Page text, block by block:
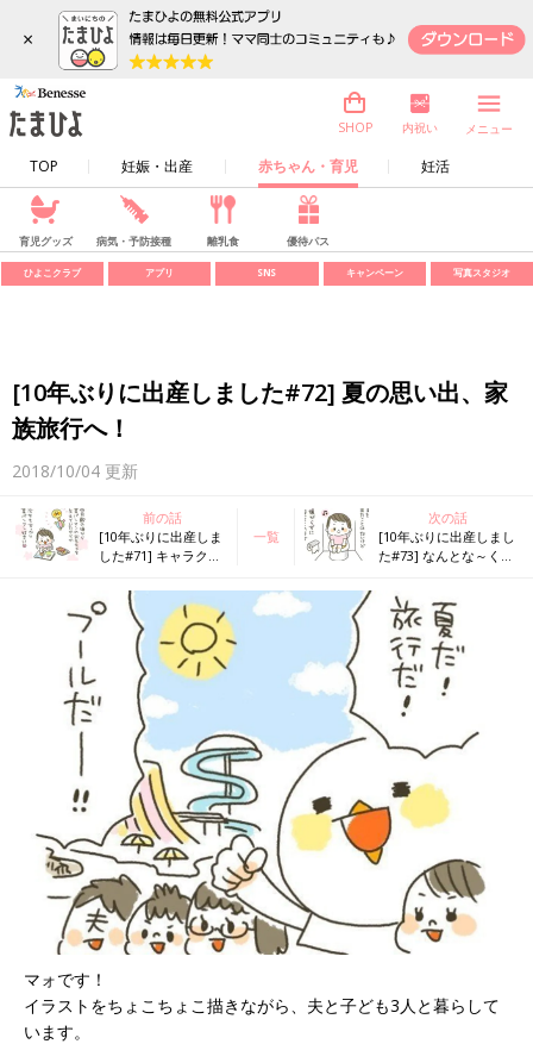
×
TOP 妊娠・出産 赤ちゃん・育児 妊活
SHOP 内祝い メニュー
育児グッズ 病気・予防接種 離乳食 優待パス
ひよこクラブ アプリ SNS キャンペーン 写真スタジオ
[10年ぶりに出産しました#72] 夏の思い出、家
族旅行へ！
2018/10/04 更新
前の話
[10年ぶりに出産しま
した#71] キャラクタ
えない？
一覧
次の話
[10年ぶりに出産しまし
た#73] なんとな～く、
マォです！
イラストをちょこちょこ描きながら、夫と子ども3人と暮らして
います。